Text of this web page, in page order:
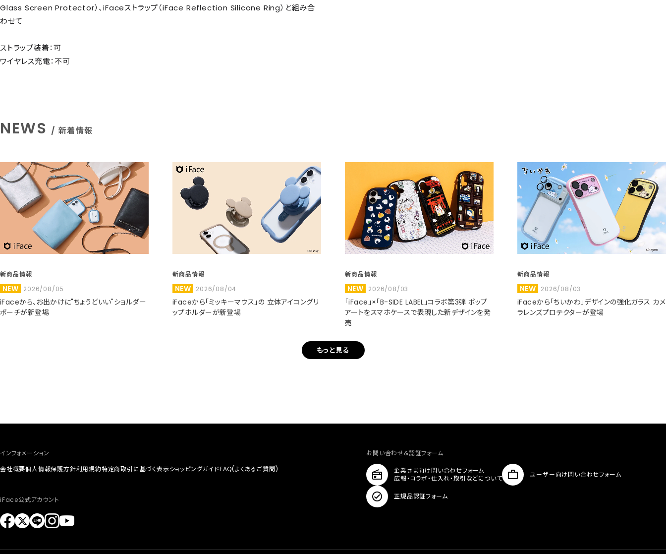
Glass Screen Protector）、iFaceストラップ（iFace Reflection Silicone Ring）と組み合
わせて
ストラップ装着：可
ワイヤレス充電：不可
NEWS / 新着情報
新商品情報
NEW 2026/08/05
iFaceから、お出かけに"ちょうどいい"ショルダー
ポーチが新登場
新商品情報
NEW 2026/08/04
iFaceから「ミッキーマウス」の 立体アイコングリ
ップホルダーが新登場
新商品情報
NEW 2026/08/03
「iFace」×「B-SIDE LABEL」コラボ第3弾 ポップ
アートをスマホケースで表現した新デザインを発
売
新商品情報
NEW 2026/08/03
iFaceから「ちいかわ」デザインの強化ガラス カメ
ラレンズプロテクターが登場
もっと見る
インフォメーション
会社概要個人情報保護方針利用規約特定商取引に基づく表示ショッピングガイドFAQ(よくあるご質問)
iFace公式アカウント
お問い合わせ&認証フォーム
企業さま向け問い合わせフォーム
広報・コラボ・仕入れ・取引などについて
ユーザー向け問い合わせフォーム
正規品認証フォーム